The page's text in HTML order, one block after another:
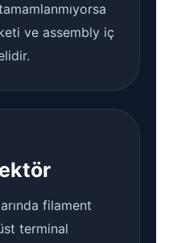
ve assembly iç
filament
terminal